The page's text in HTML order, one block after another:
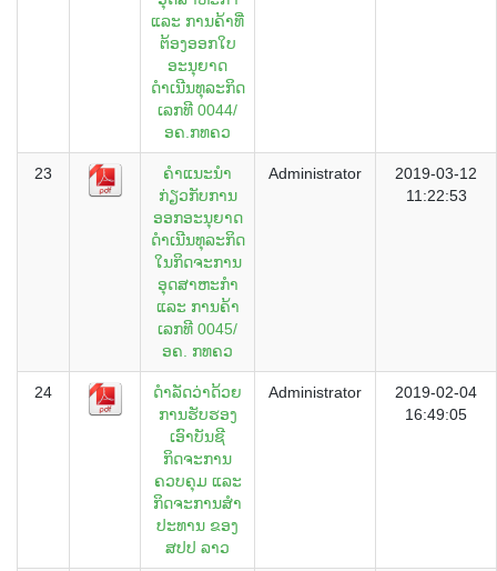
ແລະ ການຄ້າທີ່
ຕ້ອງອອກໃບ
ອະນຸຍາດ
ດຳເນີນທຸລະກິດ
ເລກທີ 0044/
ອຄ.ກທຄວ
23
ຄຳແນະນຳ
ກ່ຽວກັບການ
ອອກອະນຸຍາດ
ດຳເນີນທຸລະກິດ
ໃນກິດຈະການ
ອຸດສາຫະກຳ
ແລະ ການຄ້າ
ເລກທີ 0045/
ອຄ. ກທຄວ
Administrator
2019-03-12
11:22:53
24
ດຳລັດວ່າດ້ວຍ
ການຮັບຮອງ
ເອົາບັນຊີ
ກິດຈະການ
ຄວບຄຸມ ແລະ
ກິດຈະການສຳ
ປະທານ ຂອງ
ສປປ ລາວ
Administrator
2019-02-04
16:49:05